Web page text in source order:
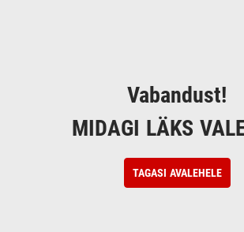
Vabandust!
MIDAGI LÄKS
TAGASI AVALEHELE